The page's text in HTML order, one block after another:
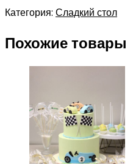
Категория: Сладкий стол
Похожие товары